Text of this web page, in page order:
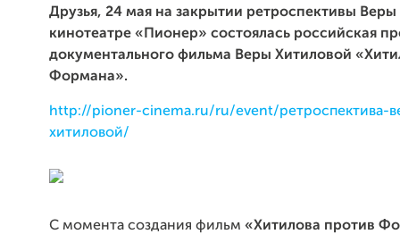
Друзья, 24 мая на закрытии ретроспективы
кинотеатре «Пионер» состоялась российская
документального фильма Веры Хитиловой
Формана».
http://pioner-cinema.ru/ru/event/ретроспектива-
хитиловой/
С момента создания фильм «Хитилова против